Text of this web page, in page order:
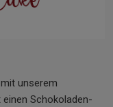
unserem
Schokoladen-